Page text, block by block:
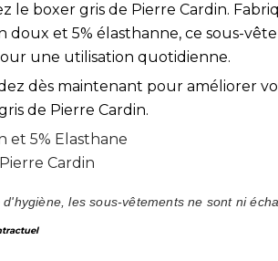
le boxer gris de Pierre Cardin.
doux et 5% élasthanne, ce sous-
une utilisation quotidienne.
dès maintenant pour améliorer
de Pierre Cardin.
et 5% Elasthane
Cardin
les sous-vêtements ne sont ni